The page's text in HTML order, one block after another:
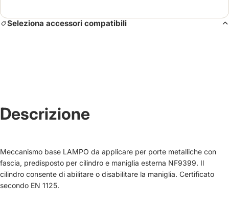
Seleziona accessori compatibili
Descrizione
Meccanismo base LAMPO da applicare per porte metalliche con
fascia, predisposto per cilindro e maniglia esterna NF9399. Il
cilindro consente di abilitare o disabilitare la maniglia. Certificato
secondo EN 1125.